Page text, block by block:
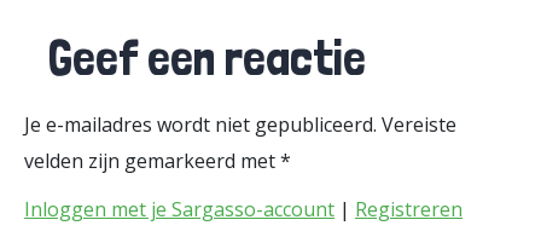
Geef een reactie
Je e-mailadres wordt niet gepubliceerd. Vereiste
velden zijn gemarkeerd met*
Inloggen met je Sargasso-account | Registreren